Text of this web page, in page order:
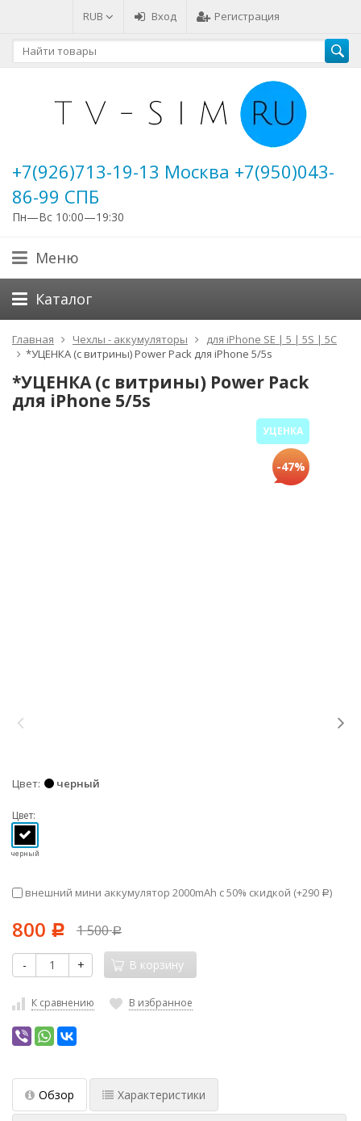
RUB Вход Регистрация
+7(926)713-19-13 Москва +7(950)043-
86-99 СПБ
Пн—Вс 10:00—19:30
Меню
Каталог
Главная Чехлы - аккумуляторы
для iPhone SE | 5 | 5S | 5C
*УЦЕНКА (с витрины) Power Pack для iPhone 5/5s
*УЦЕНКА (с витрины) Power Pack
для iPhone 5/5s
УЦЕНКА
-47%
Цвет черный
Цвет:
черный
внешний мини аккумулятор 2000mAh с 50% скидкой (+290 Р)
800 Р 1 500Р
- + В корзину
К сравнению В избранное
Обзор Характеристики